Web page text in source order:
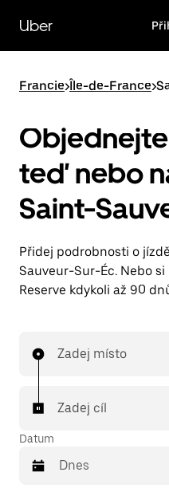
hlavní
obsah
Uber
Francie>Île-de-France>
Objednejte
teď nebo
Saint-
Přidej podrobnosti o
Sauveur-Sur-Éc. Nebo
Reserve kdykoli až 90
Zadej místo
Zadej cíl
Datum